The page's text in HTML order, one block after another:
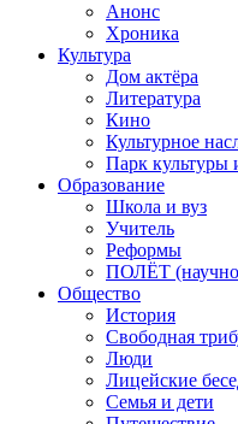
Анонс
Хроника
Культура
Дом актёра
Литература
Кино
Культурное
Парк культуры
Образование
Школа и вуз
Учитель
Реформы
ПОЛЁТ
Общество
История
Свободная
Люди
Лицейские
Семья и дети